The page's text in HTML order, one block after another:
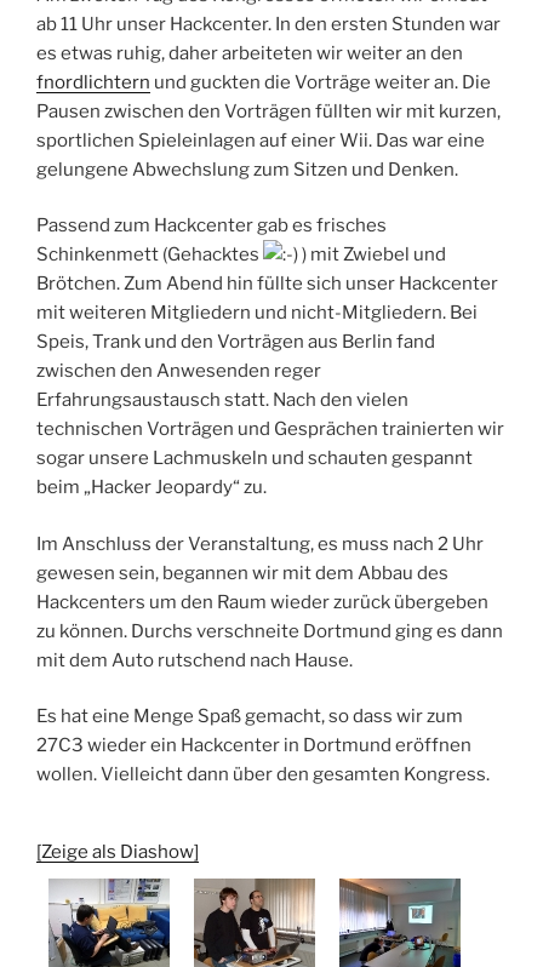
ab 11 Uhr unser Hackcenter. In den ersten Stunden war
es etwas ruhig, daher arbeiteten wir weiter an den
fnordlichtern und guckten die Vorträge weiter an. Die
Pausen zwischen den Vorträgen füllten wir mit kurzen,
sportlichen Spieleinlagen auf einer Wii. Das war eine
gelungene Abwechslung zum Sitzen und Denken.
Passend zum Hackcenter gab es frisches
Schinkenmett (Gehacktes
) mit Zwiebel und
Brötchen. Zum Abend hin füllte sich unser Hackcenter
mit weiteren Mitgliedern und nicht-Mitgliedern. Bei
Speis, Trank und den Vorträgen aus Berlin fand
zwischen den Anwesenden reger
Erfahrungsaustausch statt. Nach den vielen
technischen Vorträgen und Gesprächen trainierten wir
sogar unsere Lachmuskeln und schauten gespannt
beim „Hacker Jeopardy“ zu.
Im Anschluss der Veranstaltung, es muss nach 2 Uhr
gewesen sein, begannen wir mit dem Abbau des
Hackcenters um den Raum wieder zurück übergeben
zu können. Durchs verschneite Dortmund ging es dann
mit dem Auto rutschend nach Hause.
Es hat eine Menge Spaß gemacht, so dass wir zum
27C3 wieder ein Hackcenter in Dortmund eröffnen
wollen. Vielleicht dann über den gesamten Kongress.
[Zeige als Diashow]